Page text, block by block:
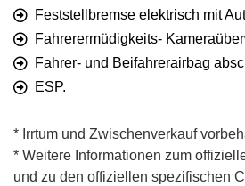
Feststellbremse elektrisch mit
Fahrerermüdigkeits-
Fahrer- und Beifahrerairbag
ESP.
* Irrtum und Zwischenverkauf
* Weitere Informationen zum
und zu den offiziellen spezifischen